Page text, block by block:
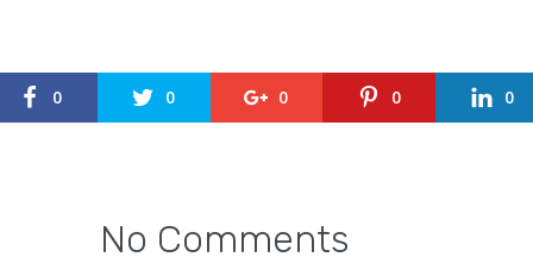
0 0 0 0 0
No Comments